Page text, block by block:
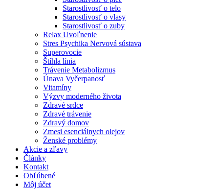
Starostlivosť o telo
Starostlivosť o vlasy
Starostlivosť o zuby
Relax Uvoľnenie
Stres Psychika Nervová sústava
Superovocie
Štíhla línia
Trávenie Metabolizmus
Únava Vyčerpanosť
Vitamíny
Výzvy moderného života
Zdravé srdce
Zdravé trávenie
Zdravý domov
Zmesi esenciálnych olejov
Ženské problémy
Akcie a zľavy
Články
Kontakt
Obľúbené
Môj účet